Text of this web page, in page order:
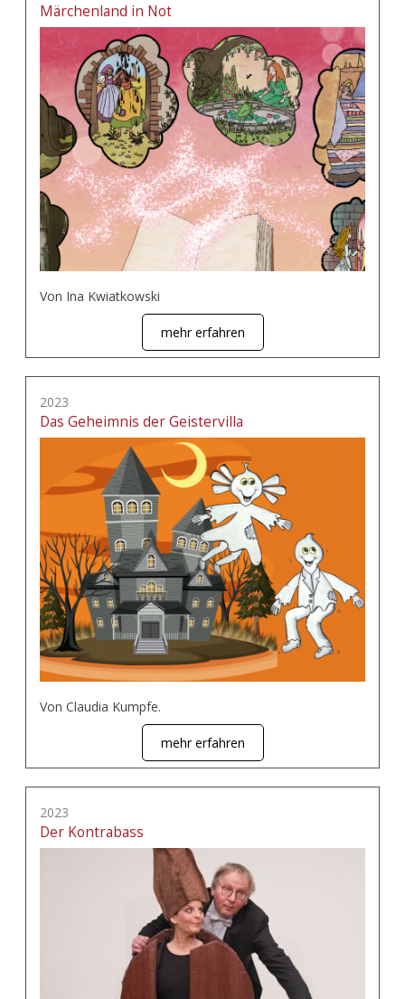
Märchenland in Not
Von Ina Kwiatkowski
mehr erfahren
2023
Das Geheimnis der Geistervilla
Von Claudia Kumpfe.
mehr erfahren
2023
Der Kontrabass